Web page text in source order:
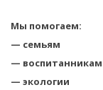
Мы помогаем:
— семьям
—
— экологии